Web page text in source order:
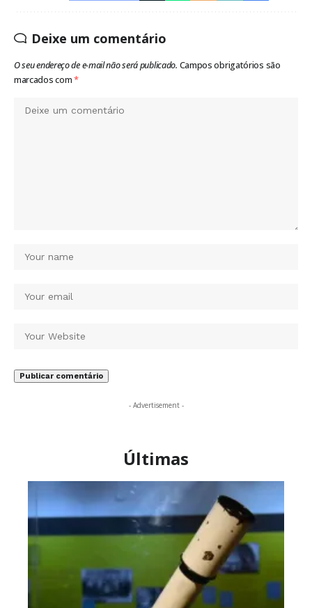
Deixe um comentário
O seu endereço de e-mail não será publicado. Campos obrigatórios são
marcados com*
- Advertisement -
Últimas